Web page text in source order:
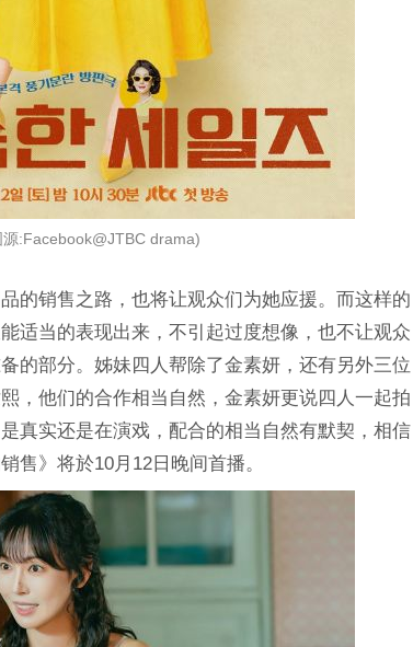
源:Facebook@JTBC drama)
的销售之路，也将让观众们为她应援。而这样的
适当的表现出来，不引起过度想像，也不让观众
的部分。姊妹四人帮除了金素妍，还有另外三位
，他们的合作相当自然，金素妍更说四人一起拍
真实还是在演戏，配合的相当自然有默契，相信
售》将於10月12日晚间首播。